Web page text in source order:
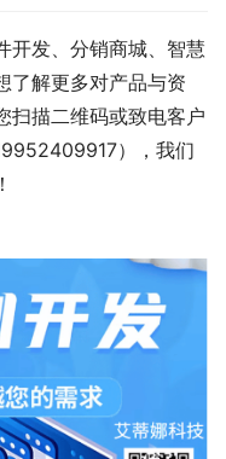
开发、分销商城、智慧
了解更多对产品与资
扫描二维码或致电客户
），我们